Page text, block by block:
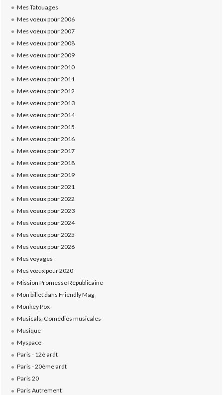
Mes Tatouages
Mes voeux pour 2006
Mes voeux pour 2007
Mes voeux pour 2008
Mes voeux pour 2009
Mes voeux pour 2010
Mes voeux pour 2011
Mes voeux pour 2012
Mes voeux pour 2013
Mes voeux pour 2014
Mes voeux pour 2015
Mes voeux pour 2016
Mes voeux pour 2017
Mes voeux pour 2018
Mes voeux pour 2019
Mes voeux pour 2021
Mes voeux pour 2022
Mes voeux pour 2023
Mes voeux pour 2024
Mes voeux pour 2025
Mes voeux pour 2026
Mes voyages
Mes vœux pour 2020
Mission Promesse Républicaine
Mon billet dans Friendly Mag
Monkey Pox
Musicals, Comédies musicales
Musique
Myspace
Paris - 12è ardt
Paris - 20ème ardt
Paris 20
Paris Autrement